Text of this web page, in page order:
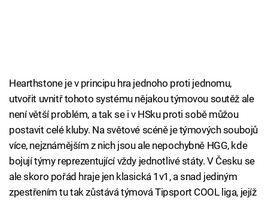
Hearthstone je v principu hra jednoho proti jednomu,
utvořit uvnitř tohoto systému nějakou týmovou soutěž ale
není větší problém, a tak se i v HSku proti sobě můžou
postavit celé kluby. Na světové scéně je týmových soubojů
více, nejznámějším z nich jsou ale nepochybně HGG, kde
bojují týmy reprezentující vždy jednotlivé státy. V Česku se
ale skoro pořád hraje jen klasická 1v1, a snad jediným
zpestřením tu tak zůstává týmová Tipsport COOL liga, jejíž